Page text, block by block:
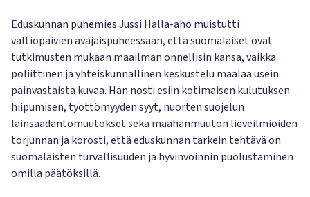
Eduskunnan puhemies Jussi Halla-aho muistutti
valtiopäivien avajaispuheessaan, että suomalaiset ovat
tutkimusten mukaan maailman onnellisin kansa, vaikka
poliittinen ja yhteiskunnallinen keskustelu maalaa usein
päinvastaista kuvaa. Hän nosti esiin kotimaisen kulutuksen
hiipumisen, työttömyyden syyt, nuorten suojelun
lainsäädäntömuutokset sekä maahanmuuton lieveilmiöiden
torjunnan ja korosti, että eduskunnan tärkein tehtävä on
suomalaisten turvallisuuden ja hyvinvoinnin puolustaminen
omilla päätöksillä.